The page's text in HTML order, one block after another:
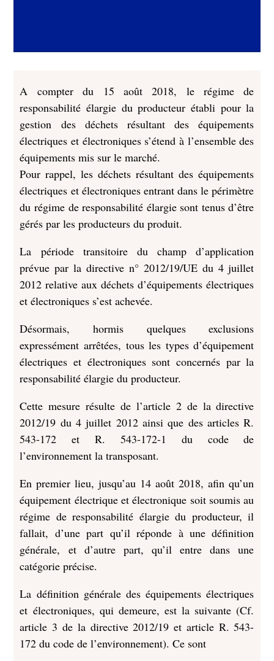
A compter du 15 août 2018, le régime de
responsabilité élargie du producteur établi pour la
gestion des déchets résultant des équipements
électriques et électroniques s’étend à l’ensemble des
équipements mis sur le marché.
Pour rappel, les déchets résultant des équipements
électriques et électroniques entrant dans le périmètre
du régime de responsabilité élargie sont tenus d’être
gérés par les producteurs du produit.
La période transitoire du champ d’application
prévue par la directive n° 2012/19/UE du 4 juillet
2012 relative aux déchets d’équipements électriques
et électroniques s’est achevée.
Désormais, hormis quelques exclusions
expressément arrêtées, tous les types d’équipement
électriques et électroniques sont concernés par la
responsabilité élargie du producteur.
Cette mesure résulte de l’article 2 de la directive
2012/19 du 4 juillet 2012 ainsi que des articles R.
543-172 et R. 543-172-1 du code de
l’environnement la transposant.
En premier lieu, jusqu’au 14 août 2018, afin qu’un
équipement électrique et électronique soit soumis au
régime de responsabilité élargie du producteur, il
fallait, d’une part qu’il réponde à une définition
générale, et d’autre part, qu’il entre dans une
catégorie précise.
La définition générale des équipements électriques
et électroniques, qui demeure, est la suivante (Cf.
article 3 de la directive 2012/19 et article R. 543-
172 du code de l’environnement). Ce sont